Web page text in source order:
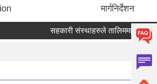
मार्गनिर्देशन
सहकारी संस्थाहरुले तालिममा